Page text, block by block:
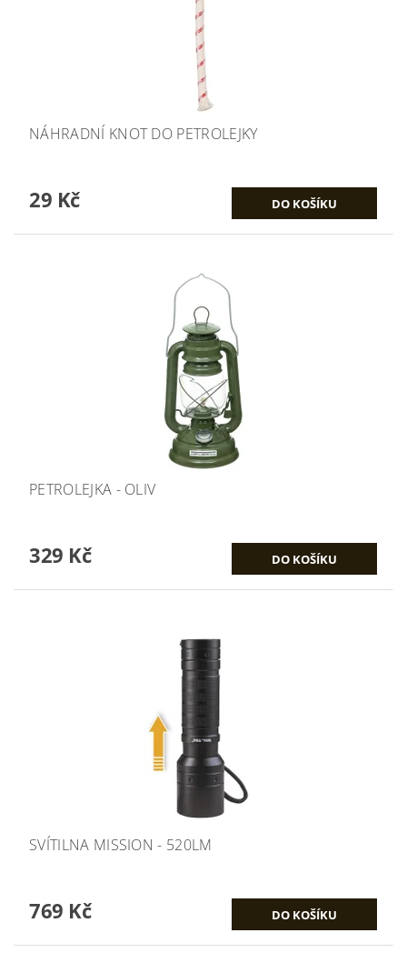
NÁHRADNÍ KNOT DO PETROLEJKY
29 Kč
PETROLEJKA - OLIV
329 Kč
SVÍTILNA MISSION - 520LM
769 Kč